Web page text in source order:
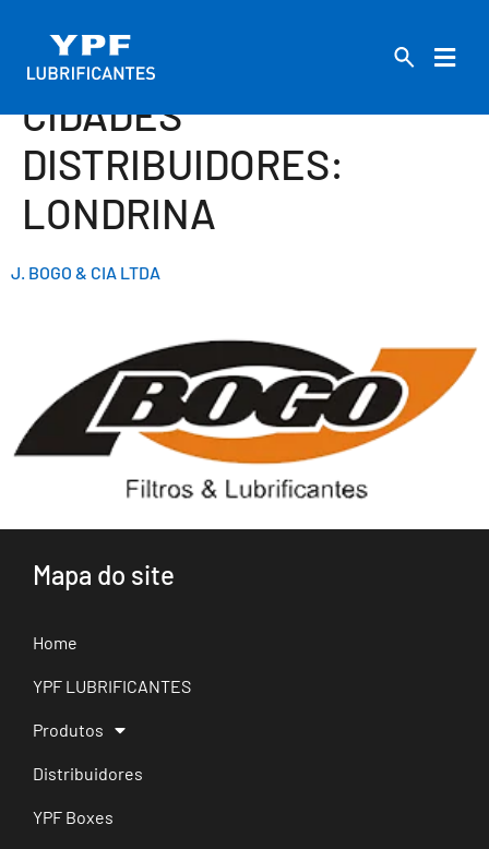
CIDADES
DISTRIBUIDORES:
LONDRINA
J. BOGO & CIA LTDA
Mapa do site
Home
YPF LUBRIFICANTES
Produtos
Distribuidores
YPF Boxes